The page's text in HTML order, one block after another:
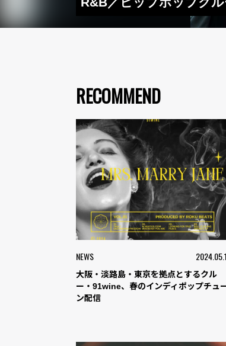
RECOMMEND
NEWS
大阪・淡路島・東京を拠点とするクル
ー・91wine、春のインディポップチュ
ン配信